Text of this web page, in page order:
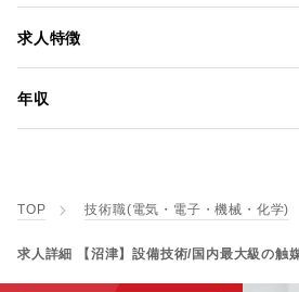
求人特徴
年収
TOP 技術職(電気・電子・機械・化学)
求人詳細 【沼津】設備技術/国内最大級の触